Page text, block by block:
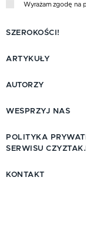
Wyrażam zgodę na
SZEROKOŚCI!
ARTYKUŁY
AUTORZY
WESPRZYJ NAS
POLITYKA
SERWISU
KONTAKT